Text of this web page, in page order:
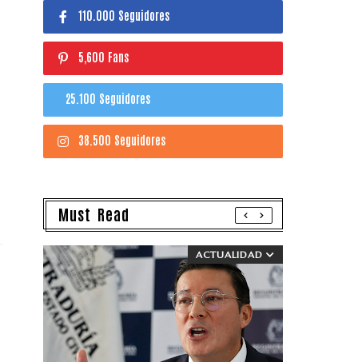
110.000 Seguidores
5,600 Fans
25.100 Seguidores
38.500 Seguidores
Must Read
ACTUALIDAD